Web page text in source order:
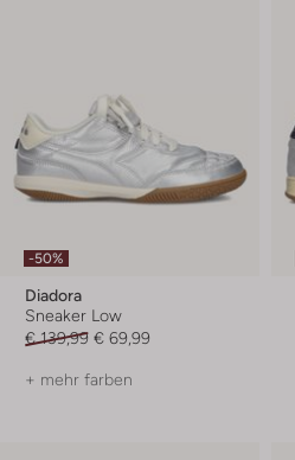
-50%
Diadora
Sneaker Low
€ 139,99 € 69,99
+ mehr farben